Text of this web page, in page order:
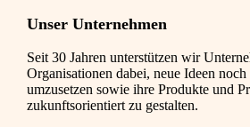
Unser Unternehmen
Seit 30 Jahren unterstützen wir
Organisationen dabei, neue Ideen
umzusetzen sowie ihre Produkte und
zukunftsorientiert zu gestalten.